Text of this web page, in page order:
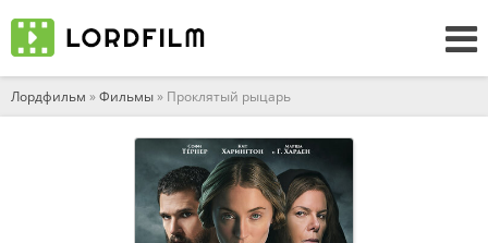
Лордфильм »Фильмы» Проклятый рыцарь